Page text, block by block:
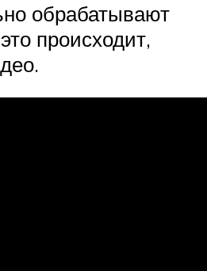
обрабатывают
происходит,